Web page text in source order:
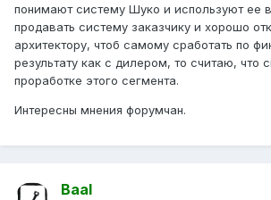
понимают систему Шуко и используют ее
продавать систему заказчику и хорошо
архитектору, чтоб самому сработать по
результату как с дилером, то считаю, что
проработке этого сегмента.
Интересны мнения форумчан.
Baal